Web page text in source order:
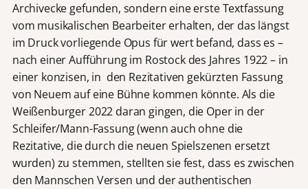
Archivecke gefunden, sondern eine erste Textfassung
vom musikalischen Bearbeiter erhalten, der das längst
im Druck vorliegende Opus für wert befand, dass es –
nach einer Aufführung im Rostock des Jahres 1922 – in
einer konzisen, in den Rezitativen gekürzten Fassung
von Neuem auf eine Bühne kommen könnte. Als die
Weißenburger 2022 daran gingen, die Oper in der
Schleifer/Mann-Fassung (wenn auch ohne die
Rezitative, die durch die neuen Spielszenen ersetzt
wurden) zu stemmen, stellten sie fest, dass es zwischen
den Mannschen Versen und der authentischen